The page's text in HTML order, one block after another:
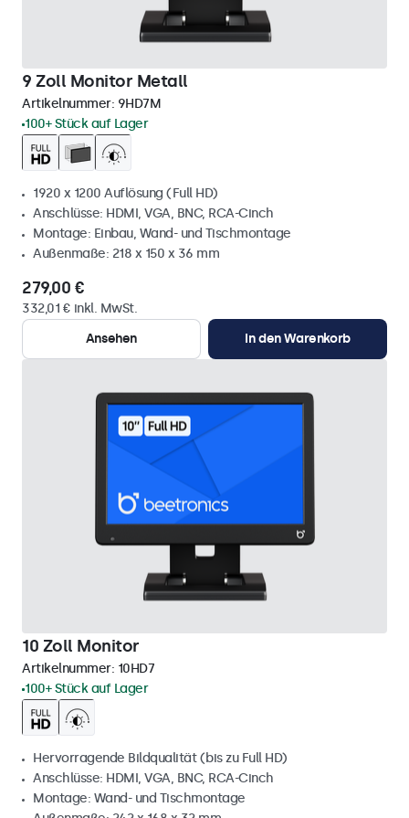
9 Zoll Monitor Metall
Artikelnummer: 9HD7M
100+ Stück auf Lager
1920 x 1200 Auflösung (Full HD)
Anschlüsse: HDMI, VGA, BNC, RCA-Cinch
Montage: Einbau, Wand- und Tischmontage
Außenmaße: 218 x 150 x 36 mm
279,00 €
332,01 € inkl. MwSt.
Ansehen
In den Warenkorb
10 Zoll Monitor
Artikelnummer: 10HD7
100+ Stück auf Lager
Hervorragende Bildqualität (bis zu Full HD)
Anschlüsse: HDMI, VGA, BNC, RCA-Cinch
Montage: Wand- und Tischmontage